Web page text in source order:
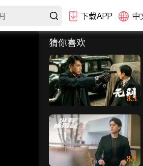
下载APP 中
选集
1-30
31-40
31 32 33
34 35
37 38 39
猜你喜欢
8.3
8.1